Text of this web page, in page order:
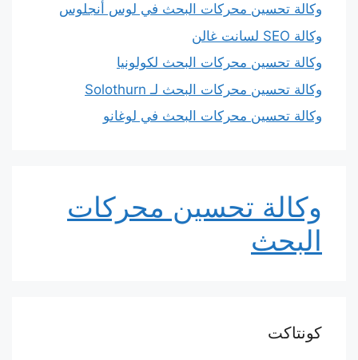
وكالة تحسين محركات البحث في لوس أنجلوس
وكالة SEO لسانت غالن
وكالة تحسين محركات البحث لكولونيا
وكالة تحسين محركات البحث لـ Solothurn
وكالة تحسين محركات البحث في لوغانو
وكالة تحسين محركات
البحث
كونتاكت